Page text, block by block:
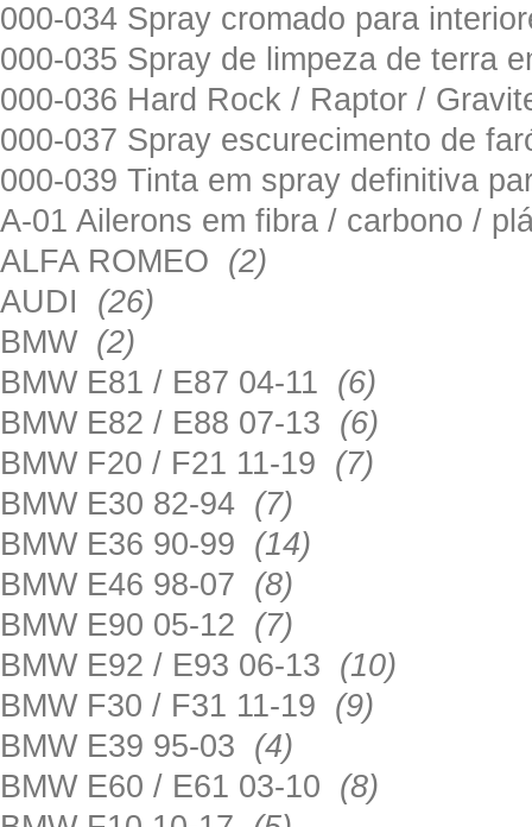
000-034 Spray cromado para
000-035 Spray de limpeza de terra
000-036 Hard Rock / Raptor /
000-037 Spray escurecimento de
000-039 Tinta em spray definitiva
A-01 Ailerons em fibra / carbono /
ALFA ROMEO (2)
AUDI (26)
BMW (2)
BMW E81 / E87 04-11 (6)
BMW E82 / E88 07-13 (6)
BMW F20 / F21 11-19 (7)
BMW E30 82-94 (7)
BMW E36 90-99 (14)
BMW E46 98-07 (8)
BMW E90 05-12 (7)
BMW E92 / E93 06-13 (10)
BMW F30 / F31 11-19 (9)
BMW E39 95-03 (4)
BMW E60 / E61 03-10 (8)